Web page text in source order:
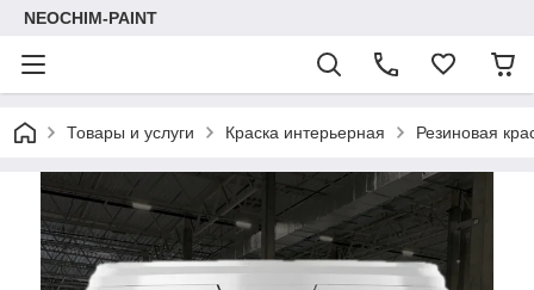
NEOCHIM-PAINT
Товары и услуги Краска интерьерная Резиновая